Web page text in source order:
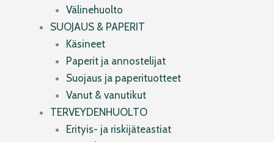
Välinehuolto
SUOJAUS & PAPERIT
Käsineet
Paperit ja annostelijat
Suojaus ja paperituotteet
Vanut & vanutikut
TERVEYDENHUOLTO
Erityis- ja riskijäteastiat